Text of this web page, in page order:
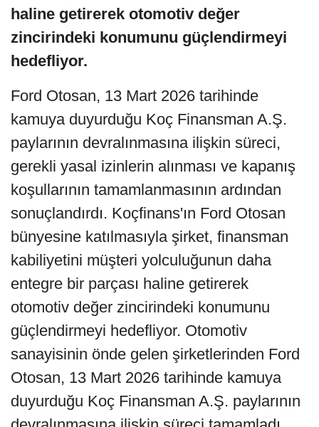
haline getirerek otomotiv değer
zincirindeki konumunu güçlendirmeyi
hedefliyor.
Ford Otosan, 13 Mart 2026 tarihinde
kamuya duyurduğu Koç Finansman A.Ş.
paylarının devralınmasına ilişkin süreci,
gerekli yasal izinlerin alınması ve kapanış
koşullarının tamamlanmasının ardından
sonuçlandırdı. Koçfinans'ın Ford Otosan
bünyesine katılmasıyla şirket, finansman
kabiliyetini müşteri yolculuğunun daha
entegre bir parçası haline getirerek
otomotiv değer zincirindeki konumunu
güçlendirmeyi hedefliyor. Otomotiv
sanayisinin önde gelen şirketlerinden Ford
Otosan, 13 Mart 2026 tarihinde kamuya
duyurduğu Koç Finansman A.Ş. paylarının